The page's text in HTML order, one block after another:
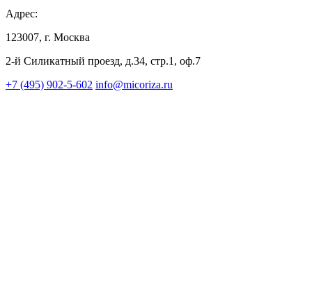
Адрес:
123007, г. Москва
2-й Силикатный проезд, д.34, стр.1, оф.7
+7 (495) 902-5-602 info@micoriza.ru